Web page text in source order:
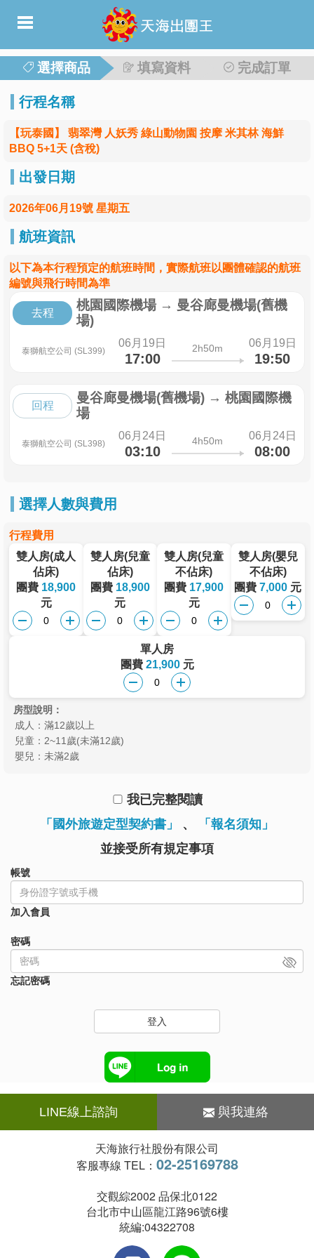
選擇商品 填寫資料 完成訂單
行程名稱
【玩泰國】 翡翠灣 人妖秀 綠山動物園 按摩 米其林 海鮮
BBQ 5+1天 (含稅)
出發日期
2026年06月19號 星期五
航班資訊
以下為本行程預定的航班時間，實際航班以團體確認的航班
編號與飛行時間為準
去程
桃園國際機場 → 曼谷廊曼機場(舊機
場)
泰獅航空公司 (SL399)
06月19日
17:00
2h50m 06月19日
19:50
回程
曼谷廊曼機場(舊機場) → 桃園國際機
場
泰獅航空公司 (SL398)
06月24日
03:10
4h50m 06月24日
08:00
選擇人數與費用
行程費用
雙人房(成人
佔床)
團費 18,900
元
雙人房(兒童
佔床)
團費 18,900
元
雙人房(兒童
不佔床)
團費 17,900
元
雙人房(嬰兒
不佔床)
團費7,000 元
單人房
團費 21,900元
房型說明：
成人：滿12歲以上
兒童：2~11歲(未滿12歲)
嬰兒：未滿2歲
我已完整閱讀
「國外旅遊定型契約書」
、
「報名須知」
並接受所有規定事項
帳號
加入會員
密碼
忘記密碼
登入
LINE線上諮詢 與我連絡
天海旅行社股份有限公司
客服專線 TEL： 02-25169788
交觀綜2002 品保北0122
台北市中山區龍江路96號6樓
統編:04322708